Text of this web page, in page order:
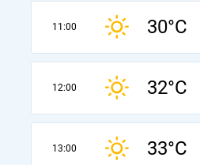
11:00 30°C
12:00 32°C
13:00 33°C